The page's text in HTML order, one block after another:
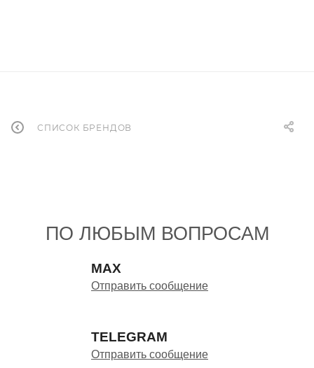
СПИСОК БРЕНДОВ
ПО ЛЮБЫМ ВОПРОСАМ
MAX
Отправить сообщение
TELEGRAM
Отправить сообщение